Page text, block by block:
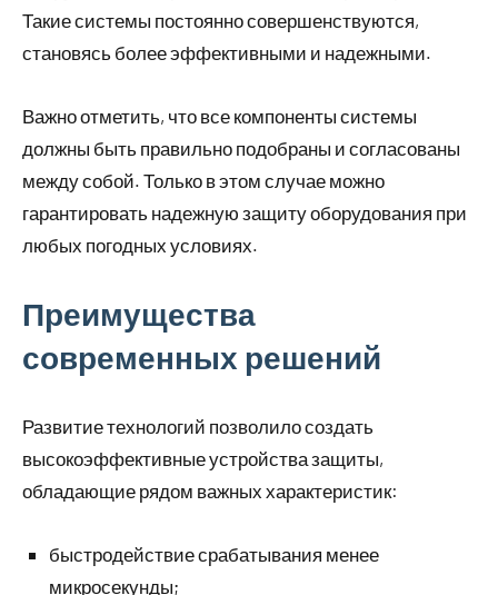
Такие системы постоянно совершенствуются,
становясь более эффективными и надежными.
Важно отметить, что все компоненты системы
должны быть правильно подобраны и согласованы
между собой. Только в этом случае можно
гарантировать надежную защиту оборудования при
любых погодных условиях.
Преимущества
современных решений
Развитие технологий позволило создать
высокоэффективные устройства защиты,
обладающие рядом важных характеристик:
быстродействие срабатывания менее
микросекунды;